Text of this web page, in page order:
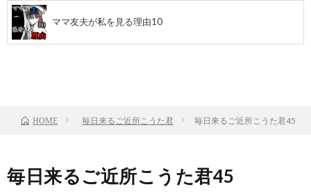
ママ友夫が私を見る理由10
HOME 毎日来るご近所こうた君 毎日来るご近所こうた君45
毎日来るご近所こうた君45